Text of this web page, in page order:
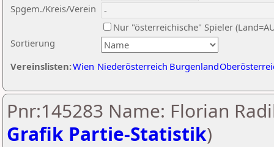
Sortierung
Spgem./Kreis/Verein
Nur "österreichische" Spieler
Vereinslisten:Wien Niederösterreich Burgenland
Pnr:145283 Name: Florian
Grafik Partie-Statistik)